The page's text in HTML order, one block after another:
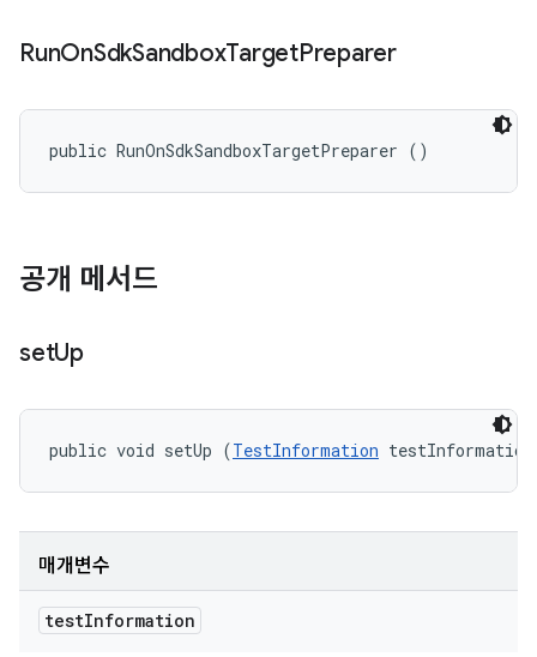
RunOnSdkSandboxTargetPreparer
public RunOnSdkSandboxTargetPreparer ()
공개 메서드
setUp
public void setUp (TestInformation
매개변수
testInformation